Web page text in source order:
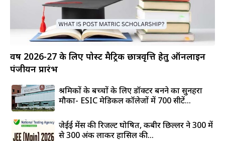
वर्ष 2026-27 के लिए पोस्ट मैट्रिक छात्रवृत्ति हेतु ऑनलाइन
पंजीयन प्रारंभ
श्रमिकों के बच्चों के लिए डॉक्टर बनने का सुनहरा
मौका- ESIC मेडिकल कॉलेजों में 700 सीटें...
जेईई मेंस की रिजल्ट घोषित, कबीर छिल्लर ने 300 में
से 300 अंक लाकर हासिल की...